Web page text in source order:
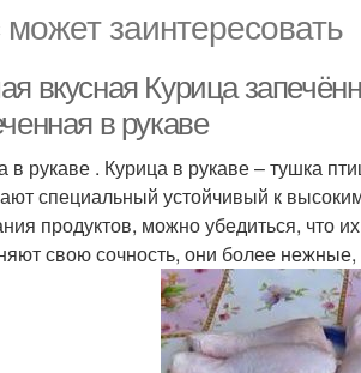
заинтересовать
вкусная Курица
в рукаве
в рукаве . Курица в рукаве – тушка
специальный устойчивый к
продуктов, можно убедиться, что
свою сочность, они более нежные,